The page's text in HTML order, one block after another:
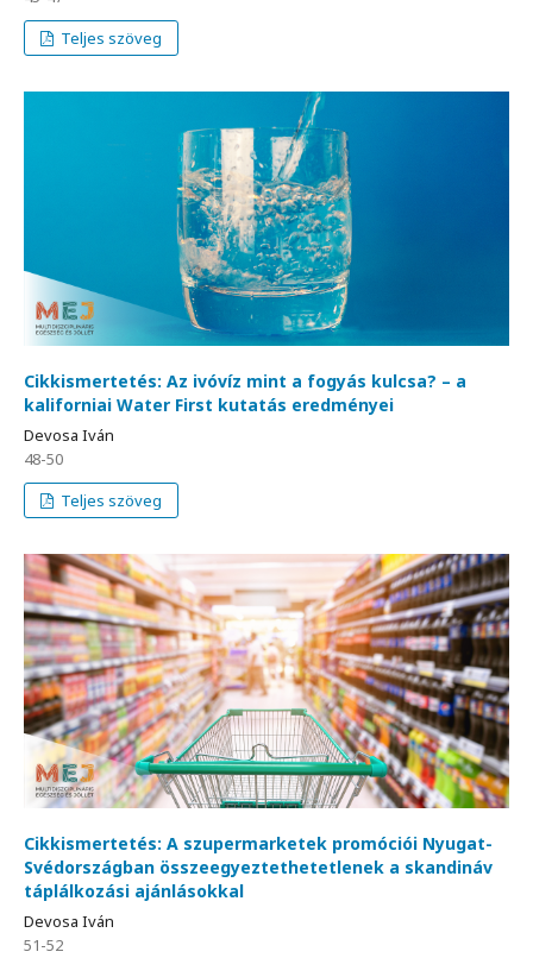
Teljes szöveg
Cikkismertetés: Az ivóvíz mint a fogyás kulcsa? – a
kaliforniai Water First kutatás eredményei
Devosa Iván
48-50
Teljes szöveg
Cikkismertetés: A szupermarketek promóciói Nyugat-
Svédországban összeegyeztethetetlenek a skandináv
táplálkozási ajánlásokkal
Devosa Iván
51-52